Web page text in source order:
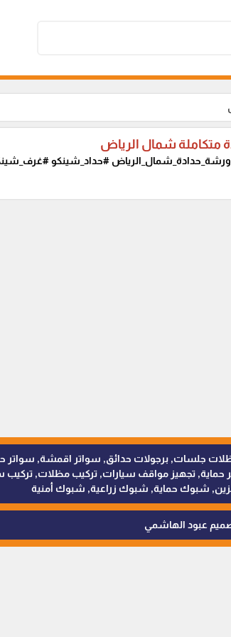
متكاملة شمال الرياض
#حداد_شينكو
سيارات, مظلات مواقف, مظلات جلسات, برجولات حدائق,
تجهيز مواقف سيارات, تركيب مظلات, تركيب
شبوك حماية, شبوك زراعية, شبوك أمنية
عبود الهاشمي